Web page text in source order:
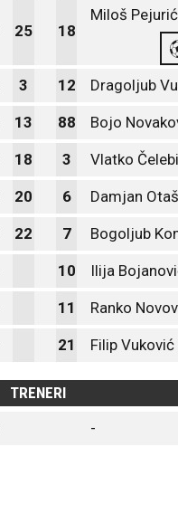
25 18
Miloš Pejurić
3 12 Dragoljub
13 88 Bojo
18 3 Vlatko
20 6 Damjan
22 7 Bogoljub
10 Ilija
11 Ranko
21 Filip Vuković
TRENERI
-